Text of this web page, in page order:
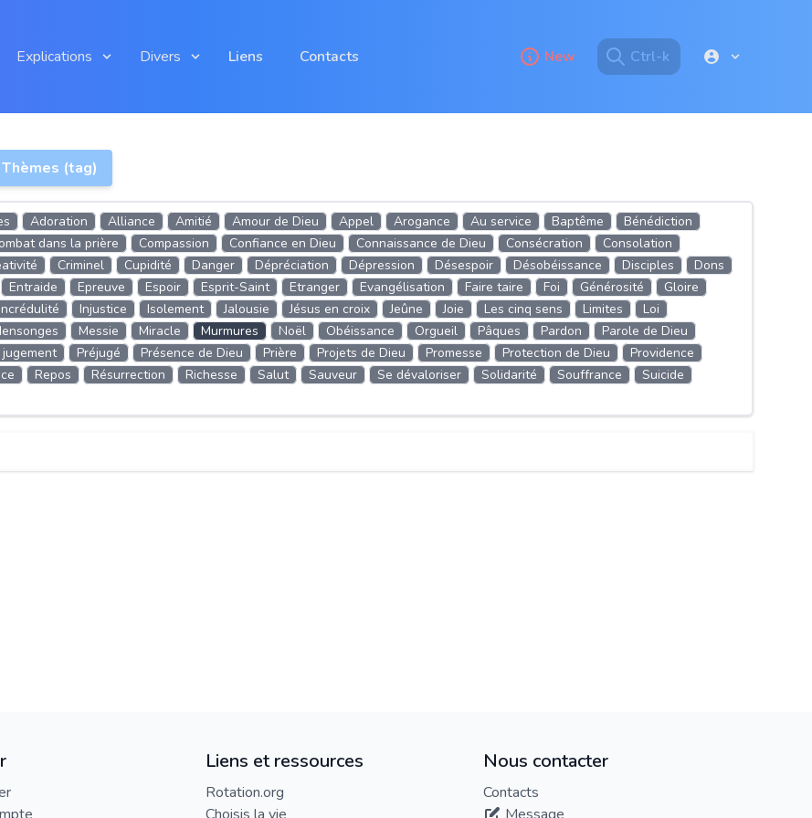
Explications Divers Liens Contacts New Ctrl-k
Thèmes (tag)
Adoration Alliance Amitié Amour de Dieu Appel Arogance Au service Baptême
Bénédiction
dans la prière Compassion Confiance en Dieu Connaissance de Dieu Consécration
Consolation
Criminel Cupidité Danger Dépréciation Dépression Désespoir Désobéissance Disciples
Dons
Entraide Epreuve Espoir Esprit-Saint Etranger Evangélisation Faire taire Foi Générosité
Gloire
Incrédulité Injustice Isolement Jalousie Jésus en croix Jeûne Joie Les cinq sens Limites
Loi
Messie Miracle Murmures Noël Obéissance Orgueil Pâques Pardon
Parole de Dieu
jugement Préjugé Présence de Dieu Prière Projets de Dieu Promesse Protection de Dieu
Providence
Repos Résurrection Richesse Salut Sauveur Se dévaloriser Solidarité Souffrance
Suicide
Liens et ressources
Rotation.org
Nous contacter
Contacts